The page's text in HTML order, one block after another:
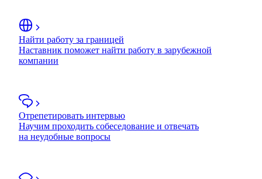
Найти работу за границей
Наставник поможет найти работу в зарубежной
компании
Отрепетировать интервью
Научим проходить собеседование и отвечать
на неудобные вопросы